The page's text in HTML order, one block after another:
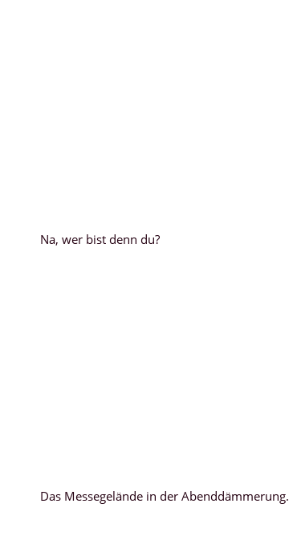
Na, wer bist denn du?
Das Messegelände in der Abenddämmerung.